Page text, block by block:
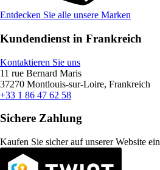
Entdecken Sie alle unsere Marken
Kundendienst in Frankreich
Kontaktieren Sie uns
11 rue Bernard Maris
37270 Montlouis-sur-Loire, Frankreich
+33 1 86 47 62 58
Sichere Zahlung
Kaufen Sie sicher auf unserer Website ein